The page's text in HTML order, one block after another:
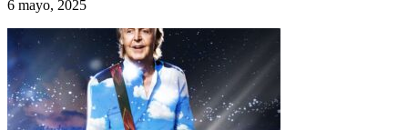
6 mayo, 2025